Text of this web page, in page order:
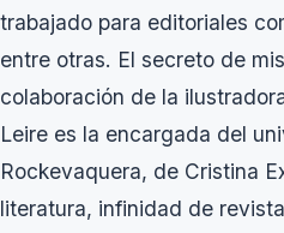
trabajado para editoriales
entre otras. El secreto de
colaboración de la
Leire es la encargada del
Rockevaquera, de Cristina
literatura, infinidad de